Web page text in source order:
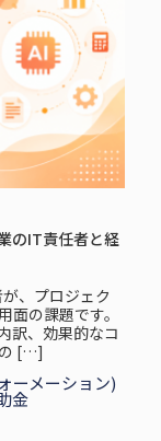
のIT責任者と経
、プロジェク
面の課題です。
訳、効果的なコ
の […]
ーメーション)
金